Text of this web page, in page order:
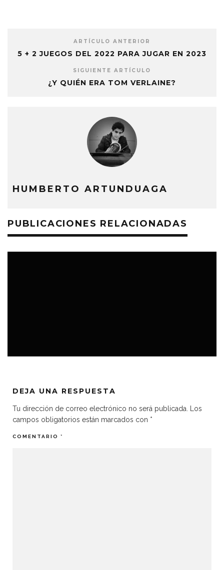
ARTÍCULO ANTERIOR
5 + 2 JUEGOS DEL 2022 PARA JUGAR EN 2023
SIGUIENTE ARTÍCULO
¿Y QUIÉN ERA TOM VERLAINE?
HUMBERTO ARTUNDUAGA
PUBLICACIONES RELACIONADAS
DEJA UNA RESPUESTA
Tu dirección de correo electrónico no será publicada. Los
campos obligatorios están marcados con *
COMENTARIO *